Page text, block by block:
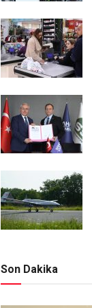
Son Dakika